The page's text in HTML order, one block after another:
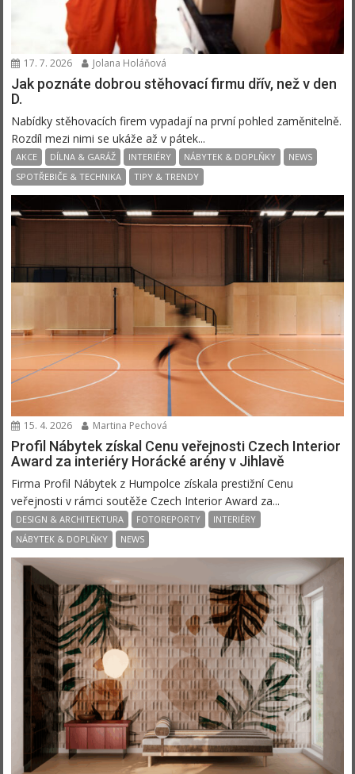
17. 7. 2026 Jolana Holáňová
Jak poznáte dobrou stěhovací firmu dřív, než v den
D.
Nabídky stěhovacích firem vypadají na první pohled zaměnitelně.
Rozdíl mezi nimi se ukáže až v pátek...
AKCE DÍLNA & GARÁŽ INTERIÉRY NÁBYTEK & DOPLŇKY
NEWS
SPOTŘEBIČE & TECHNIKA
TIPY & TRENDY
15. 4. 2026 Martina Pechová
Profil Nábytek získal Cenu veřejnosti Czech Interior
Award za interiéry Horácké arény v Jihlavě
Firma Profil Nábytek z Humpolce získala prestižní Cenu
veřejnosti v rámci soutěže Czech Interior Award za...
DESIGN & ARCHITEKTURA FOTOREPORTY
INTERIÉRY
NÁBYTEK & DOPLŇKY
NEWS